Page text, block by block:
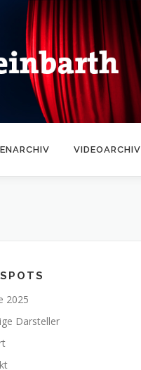
VIDEOARCHIV
2025
Darsteller